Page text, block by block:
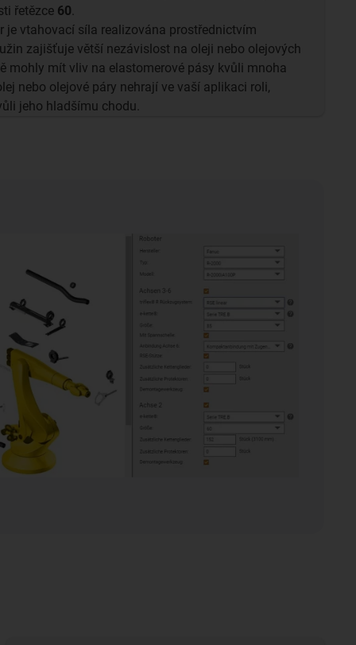
řetězce 60
je vtahovací síla realizována prostřednictvím
zajišťuje větší nezávislost na oleji nebo olejových
mohly mít vliv na elastomerové pásy kvůli mnoha
nebo olejové páry nehrají ve vaší aplikaci roli,
jeho hladšímu chodu.